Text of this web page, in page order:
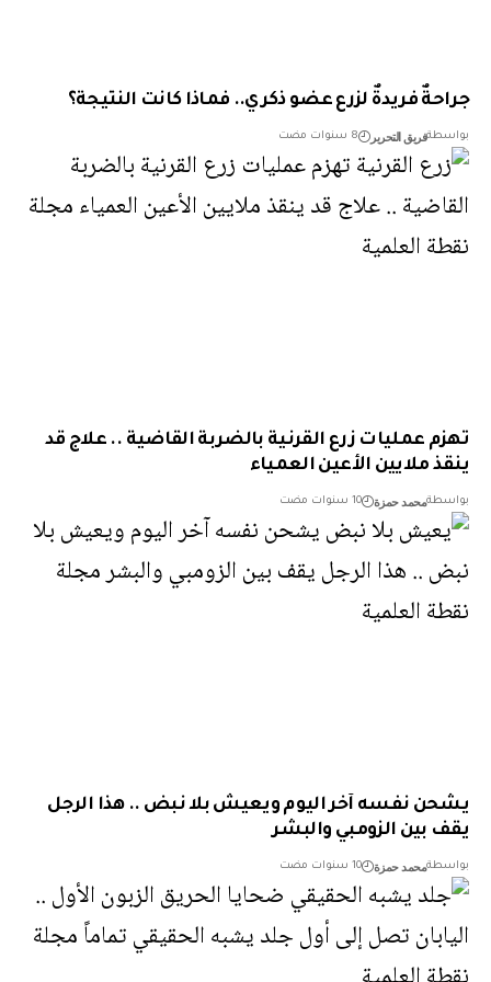
فريدةٌ لزرع عضو ذكري.. فماذا كانت النتيجة؟
فريق التحرير 8 سنوات مضت
عمليات زرع القرنية بالضربة القاضية .. علاج قد
ملايين الأعين العمياء
محمد حمزة 10 سنوات مضت
نفسه آخر اليوم ويعيش بلا نبض .. هذا الرجل
بين الزومبي والبشر
محمد حمزة 10 سنوات مضت